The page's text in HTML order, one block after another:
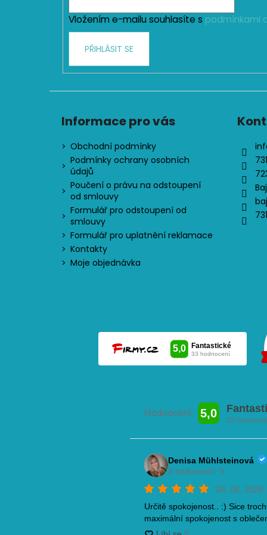
Vložením e-mailu souhlasíte s podmínkami
PŘIHLÁSIT SE
Informace pro vás
Obchodní podmínky
Podmínky ochrany osobních
údajů
Poučení o právu na odstoupení
od smlouvy
Formulář pro odstoupení od
smlouvy
Formulář pro uplatnění reklamace
Kontakty
Moje objednávka